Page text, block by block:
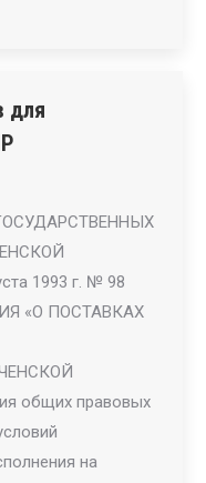
для
1993 г. № 98
«О ПОСТАВКАХ
общих правовых
на